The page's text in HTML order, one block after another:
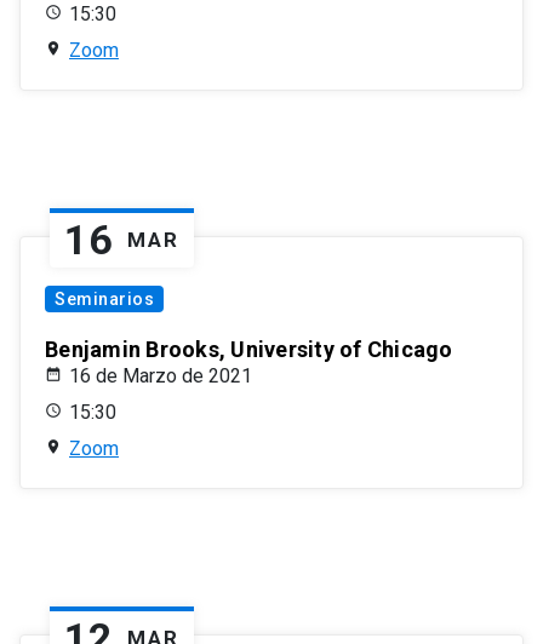
15:30
Zoom
16 MAR
Seminarios
Benjamin Brooks, University of Chicago
16 de Marzo de 2021
15:30
Zoom
MAR